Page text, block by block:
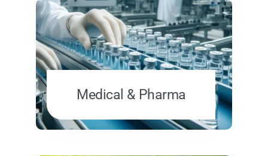
Medical & Pharma